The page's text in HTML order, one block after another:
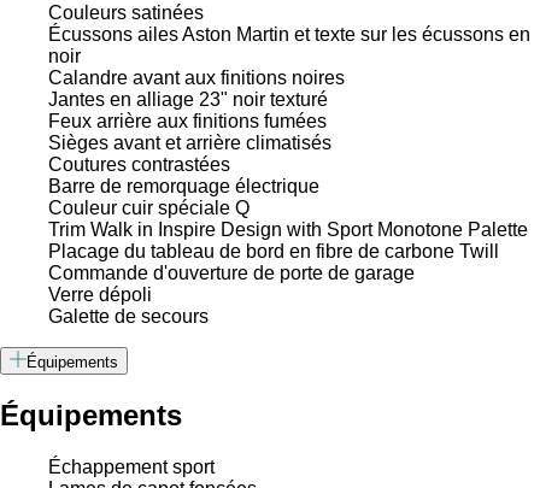
Couleurs satinées
Écussons ailes Aston Martin et texte sur les écussons en
noir
Calandre avant aux finitions noires
Jantes en alliage 23" noir texturé
Feux arrière aux finitions fumées
Sièges avant et arrière climatisés
Coutures contrastées
Barre de remorquage électrique
Couleur cuir spéciale Q
Trim Walk in Inspire Design with Sport Monotone Palette
Placage du tableau de bord en fibre de carbone Twill
Commande d'ouverture de porte de garage
Verre dépoli
Galette de secours
Équipements
Équipements
Échappement sport